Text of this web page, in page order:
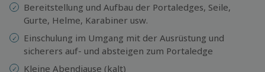
Bereitstellung und Aufbau der Portaledges, Seile,
Gurte, Helme, Karabiner usw.
Einschulung im Umgang mit der Ausrüstung und
sicherers auf- und absteigen zum Portaledge
Kleine Abendjause (kalt)